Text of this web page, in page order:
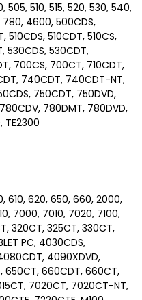
510, 515, 520, 530, 540,
4600, 500CDS,
510CDT, 510CS,
530CDS, 530CDT,
700CS, 700CT, 710CDT,
740CDT, 740CDT-NT,
750CDT, 750DVD,
780DMT, 780DVD,
TE2300
610, 620, 650, 660, 2000,
7000, 7010, 7020, 7100,
320CT, 325CT, 330CT,
PC, 4030CDS,
4090XDVD,
650CT, 660CDT, 660CT,
7020CT, 7020CT-NT,